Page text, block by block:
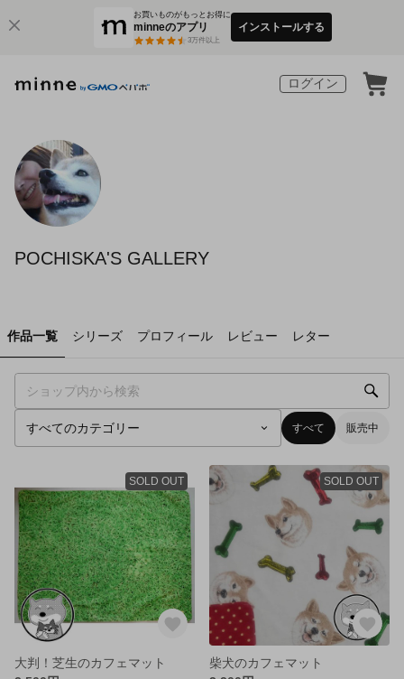
お買いものがもっとお得に
minneのアプリ
3万件以上
インストールする
ログイン
POCHISKA'S GALLERY
作品一覧 シリーズ プロフィール レビュー レター
すべて 販売中
SOLD OUT
大判！芝生のカフェマット
SOLD OUT
柴犬のカフェマット